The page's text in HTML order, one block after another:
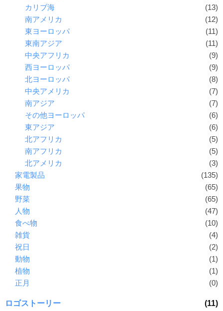
カリブ海
(13)
南アメリカ
(12)
東ヨーロッパ
(11)
東南アジア
(11)
中央アフリカ
(9)
西ヨーロッパ
(9)
北ヨーロッパ
(8)
中央アメリカ
(7)
南アジア
(7)
その他ヨーロッパ
(6)
東アジア
(6)
北アフリカ
(5)
南アフリカ
(5)
北アメリカ
(3)
家電製品
(135)
果物
(65)
野菜
(65)
人物
(47)
食べ物
(10)
雑貨
(4)
祝日
(2)
動物
(1)
植物
(1)
正月
(0)
ロゴストーリー (11)